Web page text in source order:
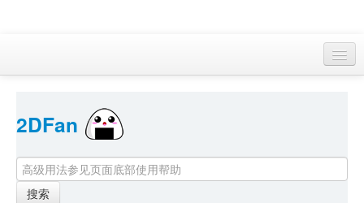
首页
找游戏
下资源
2DFan